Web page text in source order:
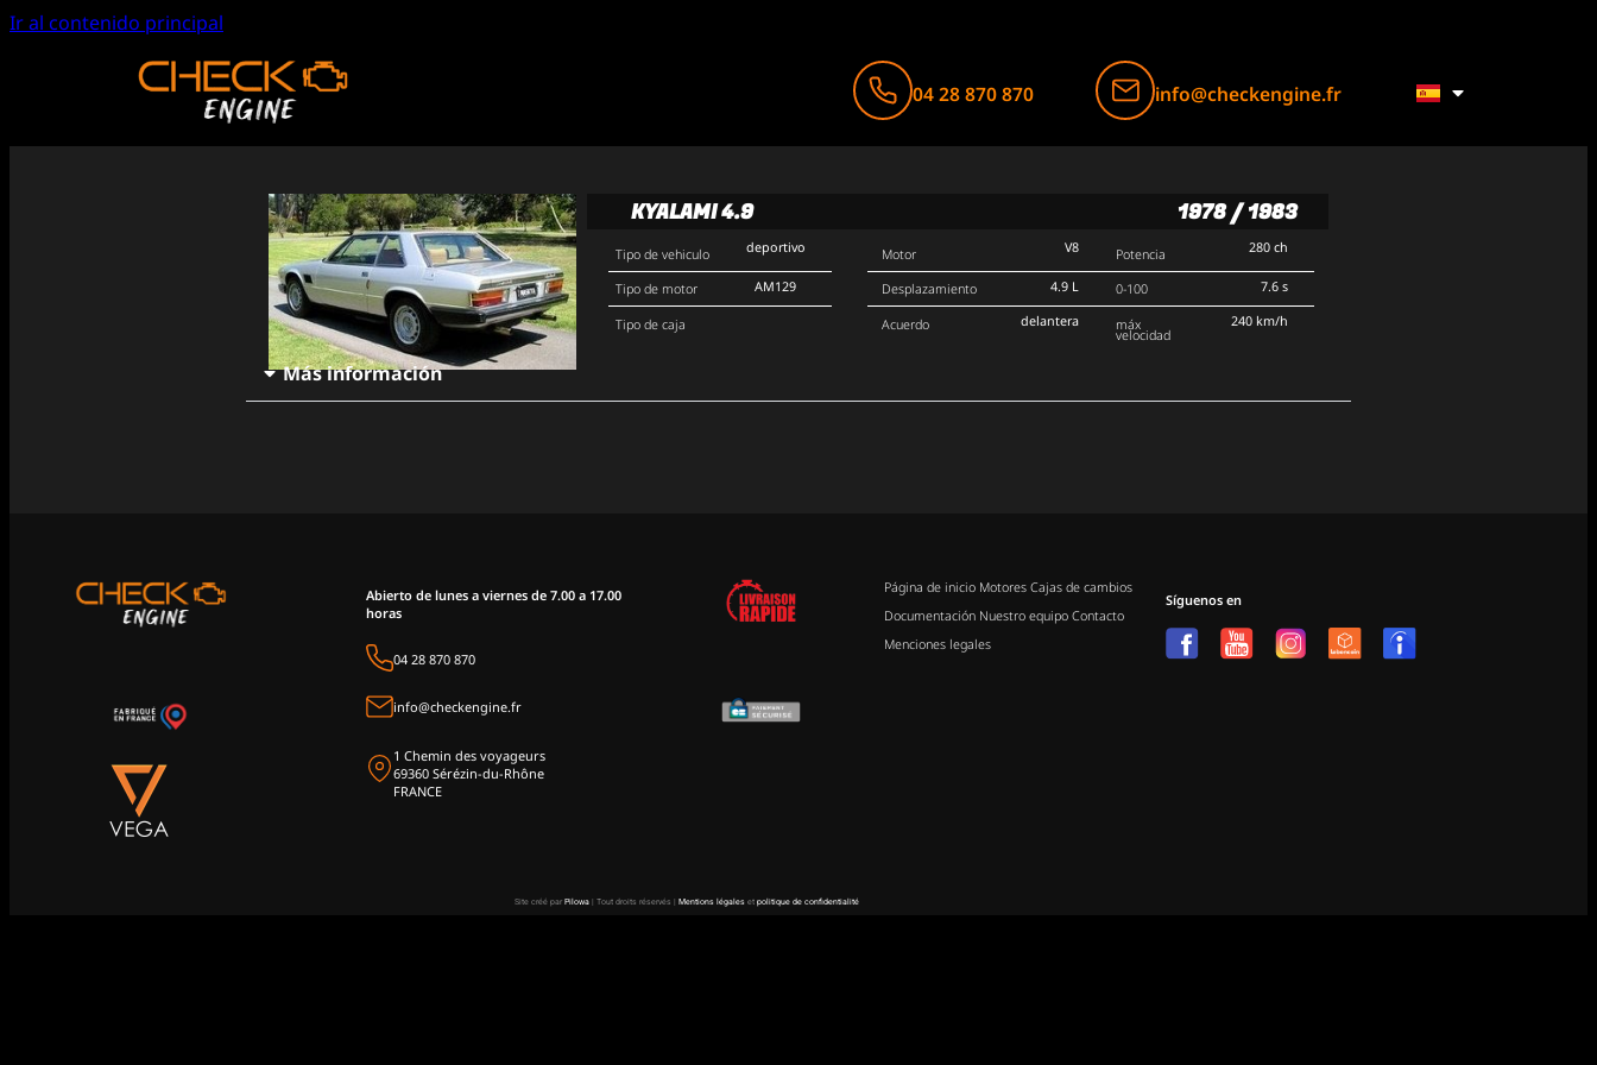
Ir al contenido principal
04 28 870 870 info@checkengine.fr
KYALAMI 4.9 1978 / 1983
Tipo de vehiculo
Tipo de motor
Tipo de caja
deportivo
AM129
Motor
Desplazamiento
Acuerdo
V8
4.9 L
delantera
Potencia
0-100
máx
velocidad
280 ch
7.6 s
240 km/h
Más información
Abierto de lunes a viernes de 7.00 a 17.00
horas
04 28 870 870
info@checkengine.fr
1 Chemin des voyageurs
69360 Sérézin-du-Rhône
FRANCE
Página de inicio Motores Cajas de cambios
Documentación Nuestro equipo Contacto
Menciones legales
Síguenos en
Site créé par Pilowa | Tout droits réservés | Mentions légales et politique de confidentialité